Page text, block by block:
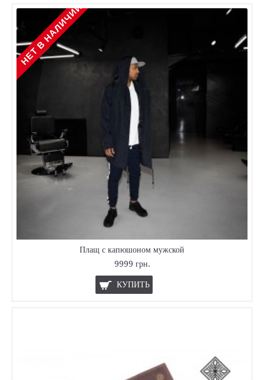
НЕТ В НАЛИЧИИ
Плащ с капюшоном мужской
9999 грн.
КУПИТЬ